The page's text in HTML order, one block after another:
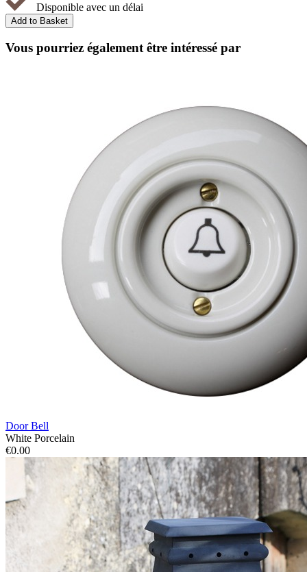
Disponible avec un délai
Vous pourriez également être intéressé par
Door Bell
White Porcelain
€0.00